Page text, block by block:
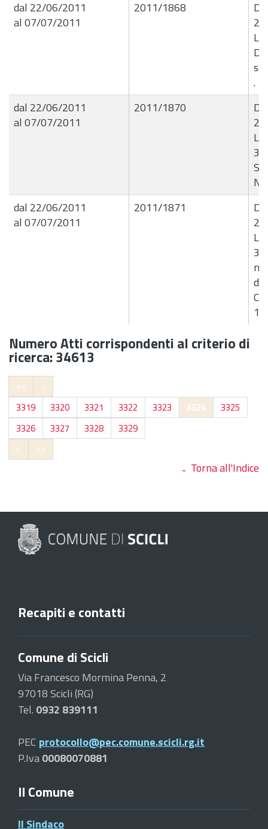
dal 22/06/2011
al 07/07/2011
2011/1868
.
dal 22/06/2011
al 07/07/2011
2011/1870
N.
dal 22/06/2011
al 07/07/2011
2011/1871
Numero Atti corrispondenti al criterio di
ricerca: 34613
<<
<
3319
3320 3321 3322 3323 3324
3325
3326
3327 3328
3329
>
>>
Torna all'Indice
Recapiti e contatti
Comune di Scicli
Via Francesco Mormina Penna, 2
97018 Scicli (RG)
Tel. 0932 839111
PEC protocollo@pec.comune.scicli.rg.it
P.Iva00080070881
Il Comune
Il Sindaco